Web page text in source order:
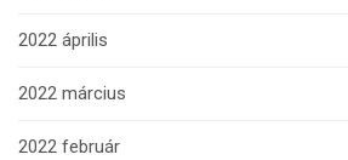
2022 április
2022 március
2022 február